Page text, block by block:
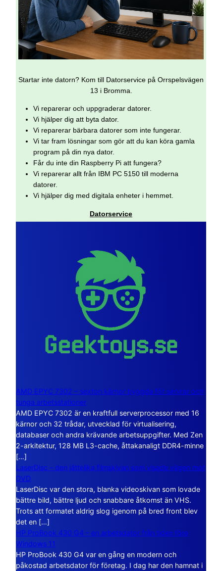
Startar inte datorn? Kom till Datorservice på Orrspelsvägen
13 i Bromma.
Vi reparerar och uppgraderar datorer.
Vi hjälper dig att byta dator.
Vi reparerar bärbara datorer som inte fungerar.
Vi tar fram lösningar som gör att du kan köra gamla
program på din nya dator.
Får du inte din Raspberry Pi att fungera?
Vi reparerar allt från IBM PC 5150 till moderna
datorer.
Vi hjälper dig med digitala enheter i hemmet.
Datorservice
AMD EPYC 7302 – sexton kärnor byggda för servrar och
tunga arbetsstationer
AMD EPYC 7302 är en kraftfull serverprocessor med 16
kärnor och 32 trådar, utvecklad för virtualisering,
databaser och andra krävande arbetsuppgifter. Med Zen
2-arkitektur, 128 MB L3-cache, åttakanaligt DDR4-minne
[…]
LaserDisc – den jättelika filmskivan som visade vägen mot
DVD
LaserDisc var den stora, blanka videoskivan som lovade
bättre bild, bättre ljud och snabbare åtkomst än VHS.
Trots att formatet aldrig slog igenom på bred front blev
det en […]
HP ProBook 430 G4 – en arbetsdator från tiden före
Windows 11
HP ProBook 430 G4 var en gång en modern och
påkostad arbetsdator för företag. I dag har den hamnat i